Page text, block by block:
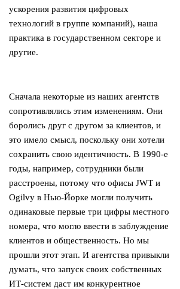
ускорения развития цифровых
технологий в группе компаний), наша
практика в государственном секторе и
другие.
Сначала некоторые из наших агентств
сопротивлялись этим изменениям. Они
боролись друг с другом за клиентов, и
это имело смысл, поскольку они хотели
сохранить свою идентичность. В 1990-е
годы, например, сотрудники были
расстроены, потому что офисы JWT и
Ogilvy в Нью-Йорке могли получить
одинаковые первые три цифры местного
номера, что могло ввести в заблуждение
клиентов и общественность. Но мы
прошли этот этап. И агентства привыкли
думать, что запуск своих собственных
ИТ-систем даст им конкурентное